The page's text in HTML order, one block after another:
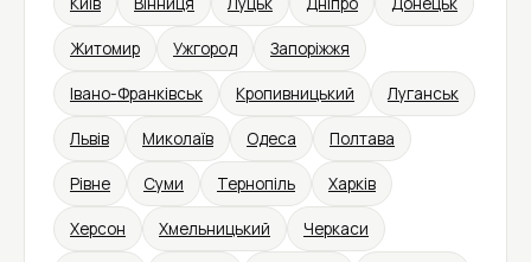
Житомир Ужгород Запоріжжя
Івано-Франківськ Кропивницький Луганськ
Львів Миколаїв Одеса Полтава
Рівне Суми Тернопіль Харків
Херсон Хмельницький Черкаси